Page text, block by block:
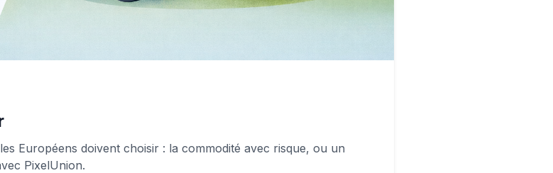
Européens doivent choisir : la commodité avec risque, ou un
PixelUnion.